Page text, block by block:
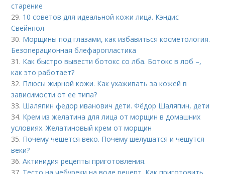
старение
29. 10 советов для идеальной кожи лица. Кэндис
Свейнпол
30. Морщины под глазами, как избавиться косметология.
Безоперационная блефаропластика
31. Как быстро вывести ботокс со лба. Ботокс в лоб –,
как это работает?
32. Плюсы жирной кожи. Как ухаживать за кожей в
зависимости от ее типа?
33. Шаляпин федор иванович дети. Фёдор Шаляпин, дети
34. Крем из желатина для лица от морщин в домашних
условиях. Желатиновый крем от морщин
35. Почему чешется веко. Почему шелушатся и чешутся
веки?
36.Актинидия рецепты приготовления.